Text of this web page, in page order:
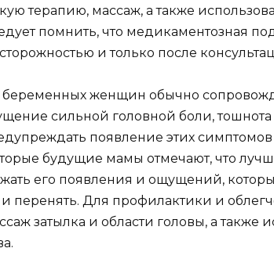
терапию, массаж, а также
помнить, что медикаментозная
и только после
женщин обычно
сильной головной боли,
появление этих
будущие мамы отмечают, что
его появления и ощущений,
перенять. Для профилактики и
затылка и области головы, а также